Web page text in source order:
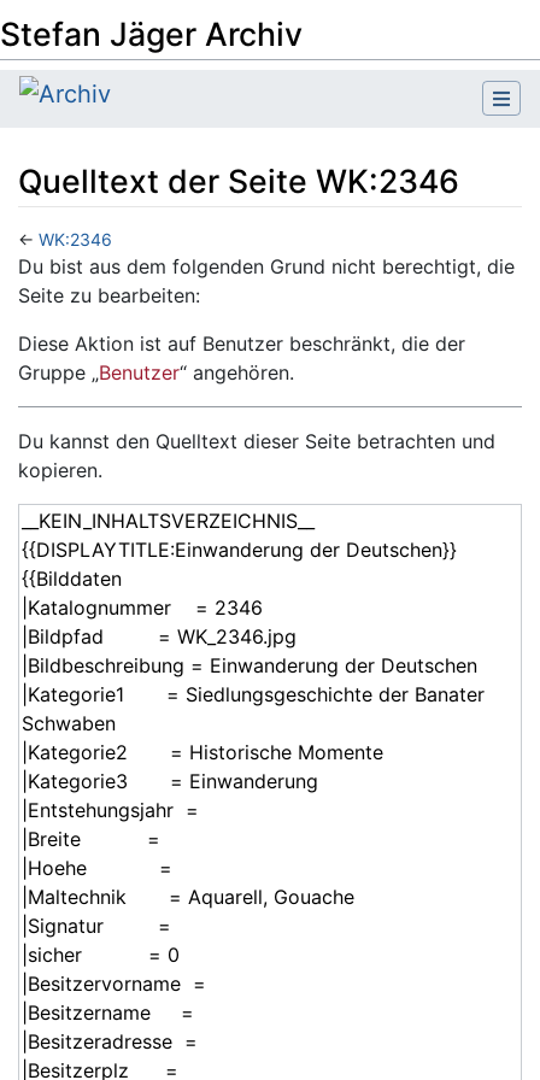
Stefan Jäger Archiv
Quelltext der Seite WK:2346
← WK:2346
Wechseln zu:Navigation,Suche
Du bist aus dem folgenden Grund nicht berechtigt, die
Seite zu bearbeiten:
Diese Aktion ist auf Benutzer beschränkt, die der
Gruppe „Benutzer“ angehören.
Du kannst den Quelltext dieser Seite betrachten und
kopieren.